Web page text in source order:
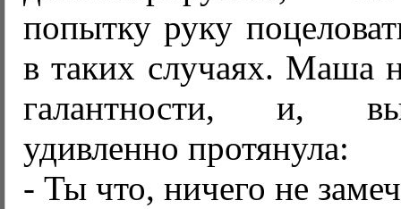
попытку руку
в таких случаях. Маша
галантности, и,
удивленно протянула:
- Ты что, ничего не